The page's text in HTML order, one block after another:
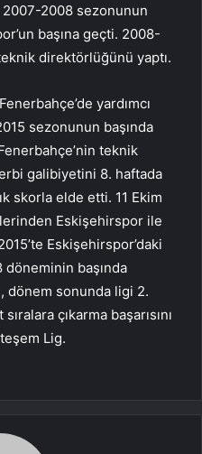
2007-2008 sezonunun
başına geçti. 2008-
direktörlüğünü yaptı.
yardımcı
sezonunun başında
teknik
galibiyetini 8. haftada
skorla elde etti. 11 Ekim
Eskişehirspor ile
Eskişehirspor’daki
başında
dönem sonunda ligi 2.
çıkarma başarısını
Lig.